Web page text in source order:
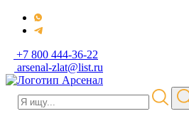
+7 800 444-36-22
arsenal-zlat@list.ru